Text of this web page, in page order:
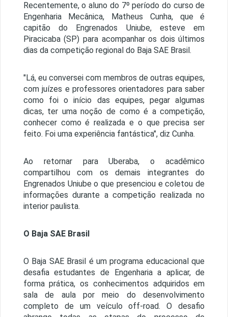
Recentemente, o aluno do 7º período do curso de
Engenharia Mecânica, Matheus Cunha, que é
capitão do Engrenados Uniube, esteve em
Piracicaba (SP) para acompanhar os dois últimos
dias da competição regional do Baja SAE Brasil.
"Lá, eu conversei com membros de outras equipes,
com juízes e professores orientadores para saber
como foi o início das equipes, pegar algumas
dicas, ter uma noção de como é a competição,
conhecer como é realizada e o que precisa ser
feito. Foi uma experiência fantástica", diz Cunha.
Ao retornar para Uberaba, o acadêmico
compartilhou com os demais integrantes do
Engrenados Uniube o que presenciou e coletou de
informações durante a competição realizada no
interior paulista.
O Baja SAE Brasil
O Baja SAE Brasil é um programa educacional que
desafia estudantes de Engenharia a aplicar, de
forma prática, os conhecimentos adquiridos em
sala de aula por meio do desenvolvimento
completo de um veículo off-road. O desafio